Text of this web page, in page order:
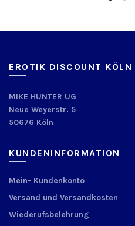
EROTIK DISCOUNT KÖLN
MIKE HUNTER UG
Neue Weyerstr. 5
50676 Köln
KUNDENINFORMATION
Mein- Kundenkonto
Versand und Versandkosten
Wiederufsbelehrung